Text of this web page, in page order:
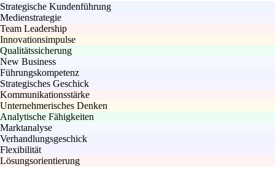
Strategische Kundenführung
Medienstrategie
Team Leadership
Innovationsimpulse
Qualitätssicherung
New Business
Führungskompetenz
Strategisches Geschick
Kommunikationsstärke
Unternehmerisches Denken
Analytische Fähigkeiten
Marktanalyse
Verhandlungsgeschick
Flexibilität
Lösungsorientierung